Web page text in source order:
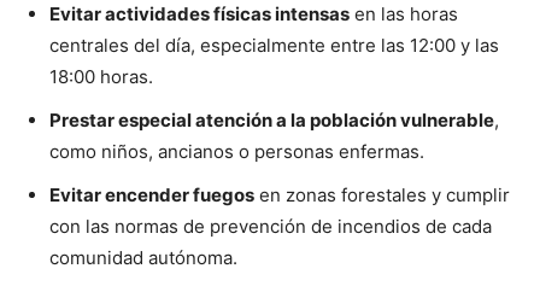
Evitar actividades físicas intensas en las horas
centrales del día, especialmente entre las 12:00 y las
18:00 horas.
Prestar especial atención a la población vulnerable,
como niños, ancianos o personas enfermas.
Evitar encender fuegos en zonas forestales y cumplir
con las normas de prevención de incendios de cada
comunidad autónoma.